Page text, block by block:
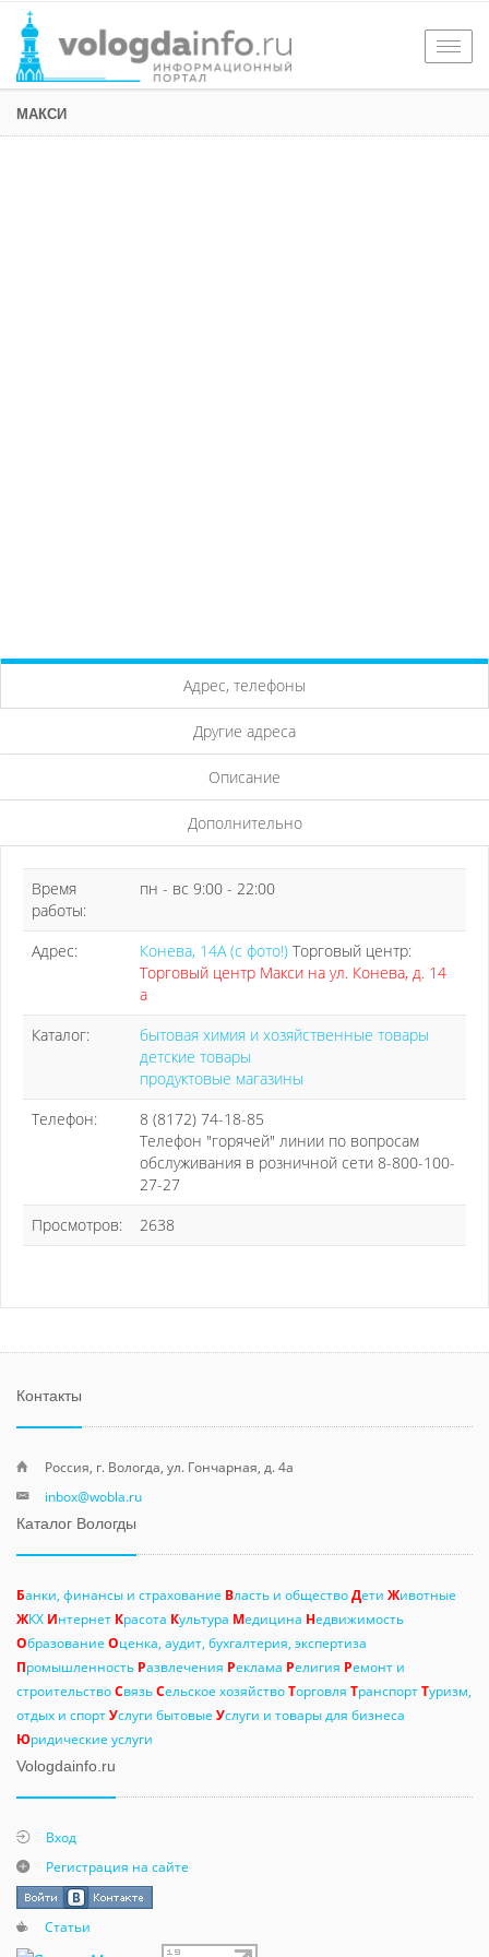
МАКСИ
Адрес, телефоны
Другие адреса
Описание
Дополнительно
Время
работы:
пн - вс 9:00 - 22:00
Адрес: Конева, 14А (с фото!) Торговый центр:
Торговый центр Макси на ул. Конева, д. 14
а
Каталог:
бытовая химия и хозяйственные товары
детские товары
продуктовые магазины
Телефон:
8 (8172) 74-18-85
Телефон "горячей" линии по вопросам
обслуживания в розничной сети 8-800-100-
27-27
Просмотров:
2638
Контакты
Россия, г. Вологда, ул. Гончарная, д. 4а
inbox@wobla.ru
Каталог Вологды
Банки, финансы и страхование Власть и обществоДети Животные
ЖКХ Интернет Красота Культура Медицина Недвижимость
Образование Оценка, аудит, бухгалтерия, экспертиза
Промышленность Развлечения Реклама Религия Ремонт и
строительствоСвязьСельское хозяйствоТорговля ТранспортТуризм,
отдых и спортУслуги бытовые Услуги и товары для бизнеса
Юридические услуги
Vologdainfo.ru
Вход
Регистрация на сайте
Статьи